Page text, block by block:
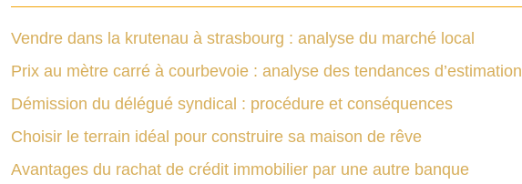
Vendre dans la krutenau à strasbourg : analyse du marché local
Prix au mètre carré à courbevoie : analyse des tendances d’estimation
Démission du délégué syndical : procédure et conséquences
Choisir le terrain idéal pour construire sa maison de rêve
Avantages du rachat de crédit immobilier par une autre banque